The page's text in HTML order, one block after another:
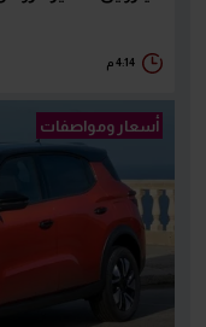
4:14 م
أسعار ومواصفات